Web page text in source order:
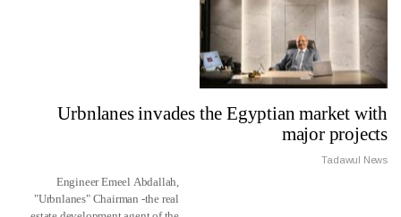
Urbnlanes invades the Egyptian market with
major projects
Tadawul News
Engineer Emeel Abdallah,
"Urbnlanes" Chairman -the real